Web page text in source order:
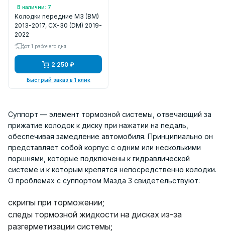
В наличии: 7
Арт.: SP1729
Колодки передние M3 (BM)
2013-2017, CX-30 (DM) 2019-
2022
от 1 рабочего дня
2 250 ₽
Быстрый заказ в 1 клик
Суппорт — элемент тормозной системы, отвечающий за
прижатие колодок к диску при нажатии на педаль,
обеспечивая замедление автомобиля. Принципиально он
представляет собой корпус с одним или несколькими
поршнями, которые подключены к гидравлической
системе и к которым крепятся непосредственно колодки.
О проблемах с суппортом Мазда 3 свидетельствуют:
скрипы при торможении;
следы тормозной жидкости на дисках из-за
разгерметизации системы;